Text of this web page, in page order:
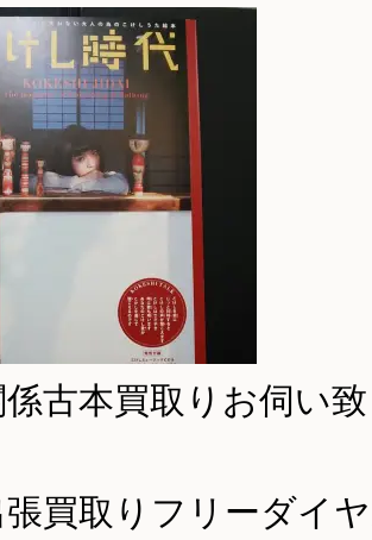
古本買取り お伺い
張買取りフリーダ